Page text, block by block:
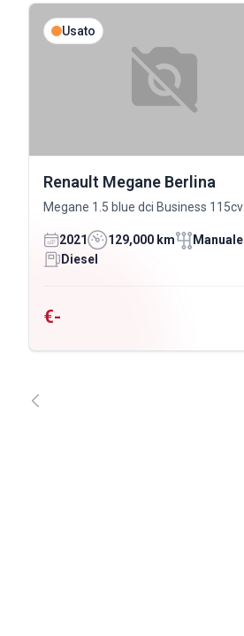
Usato
Renault Megane Berlina
Megane 1.5 blue dci Business 115cv
2021 129,000 km
Manuale
Diesel
€-